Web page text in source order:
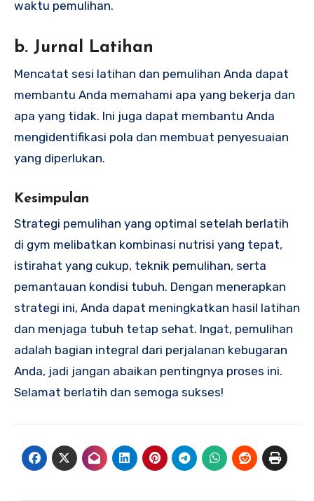
waktu pemulihan.
b. Jurnal Latihan
Mencatat sesi latihan dan pemulihan Anda dapat
membantu Anda memahami apa yang bekerja dan
apa yang tidak. Ini juga dapat membantu Anda
mengidentifikasi pola dan membuat penyesuaian
yang diperlukan.
Kesimpulan
Strategi pemulihan yang optimal setelah berlatih
di gym melibatkan kombinasi nutrisi yang tepat,
istirahat yang cukup, teknik pemulihan, serta
pemantauan kondisi tubuh. Dengan menerapkan
strategi ini, Anda dapat meningkatkan hasil latihan
dan menjaga tubuh tetap sehat. Ingat, pemulihan
adalah bagian integral dari perjalanan kebugaran
Anda, jadi jangan abaikan pentingnya proses ini.
Selamat berlatih dan semoga sukses!